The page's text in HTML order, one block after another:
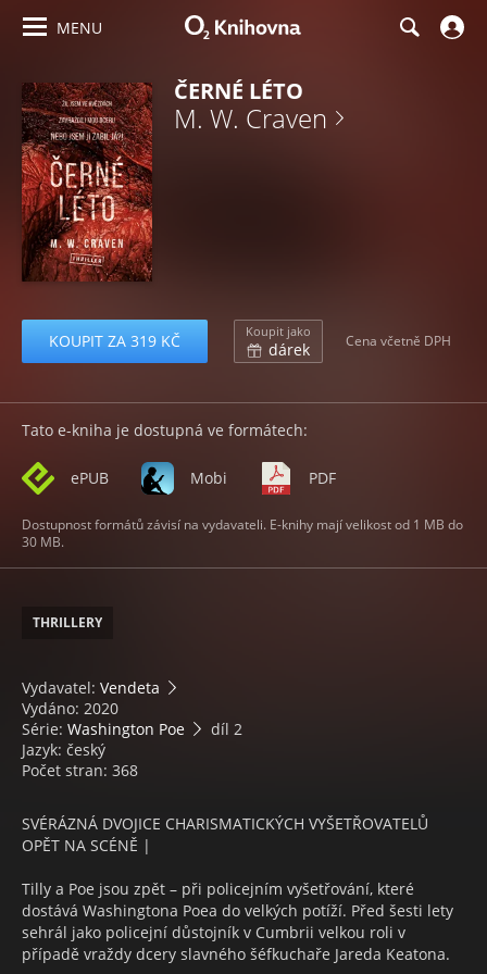
MENU
ČERNÉ LÉTO
M. W. Craven
KOUPIT ZA 319 KČ Koupit jako
dárek Cena včetně DPH
Tato e-kniha je dostupná ve formátech:
ePUB Mobi PDF
Dostupnost formátů závisí na vydavateli. E-knihy mají velikost od 1 MB do
30 MB.
THRILLERY
Vydavatel: Vendeta
Vydáno: 2020
Série: Washington Poe
díl 2
Jazyk: český
Počet stran: 368
SVÉRÁZNÁ DVOJICE CHARISMATICKÝCH VYŠETŘOVATELŮ
OPĚT NA SCÉNĚ |
Tilly a Poe jsou zpět – při policejním vyšetřování, které
dostává Washingtona Poea do velkých potíží. Před šesti lety
sehrál jako policejní důstojník v Cumbrii velkou roli v
případě vraždy dcery slavného šéfkuchaře Jareda Keatona.